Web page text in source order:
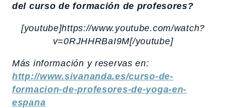
del curso de formación de profesores?
[youtube]https://www.youtube.com/watch?
v=0RJHHRBaI9M[/youtube]
Más información y reservas en:
http://www.sivananda.es/curso-de-
formacion-de-profesores-de-yoga-en-
espana